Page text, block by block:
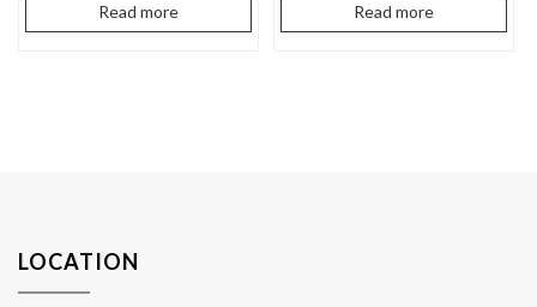
Read more Read more
LOCATION